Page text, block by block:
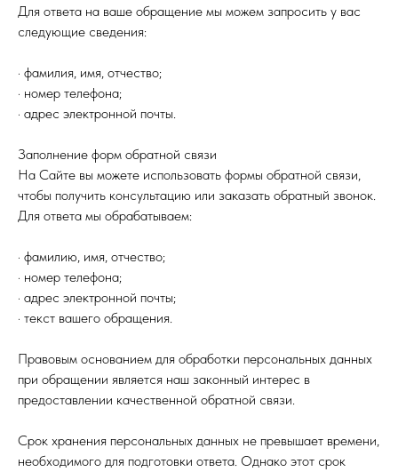
Для ответа на ваше обращение мы можем запросить у вас
следующие сведения:
· фамилия, имя, отчество;
· номер телефона;
· адрес электронной почты.
Заполнение форм обратной связи
На Сайте вы можете использовать формы обратной связи,
чтобы получить консультацию или заказать обратный звонок.
Для ответа мы обрабатываем:
· фамилию, имя, отчество;
· номер телефона;
· адрес электронной почты;
· текст вашего обращения.
Правовым основанием для обработки персональных данных
при обращении является наш законный интерес в
предоставлении качественной обратной связи.
Срок хранения персональных данных не превышает времени,
необходимого для подготовки ответа. Однако этот срок